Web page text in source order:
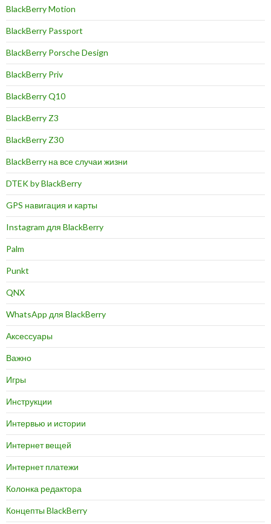
BlackBerry Motion
BlackBerry Passport
BlackBerry Porsche Design
BlackBerry Priv
BlackBerry Q10
BlackBerry Z3
BlackBerry Z30
BlackBerry на все случаи жизни
DTEK by BlackBerry
GPS навигация и карты
Instagram для BlackBerry
Palm
Punkt
QNX
WhatsApp для BlackBerry
Аксессуары
Важно
Игры
Инструкции
Интервью и истории
Интернет вещей
Интернет платежи
Колонка редактора
Концепты BlackBerry